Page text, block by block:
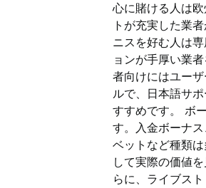
心に賭ける人は
トが充実した業
ニスを好む人は
ョンが手厚い業
者向けにはユー
ルで、日本語サ
すすめです。 ボ
す。入金ボーナ
ベットなど種類
して実際の価値
らに、ライブス